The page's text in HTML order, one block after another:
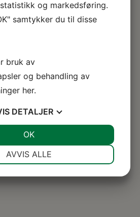
og markedsføring.
samtykker du til disse
bruk av
og behandling av
her.
DETALJER
AVVIS ALLE
OK